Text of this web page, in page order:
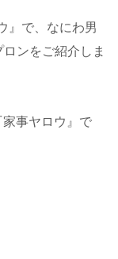
』で、なにわ男
ンをご紹介しま
家事ヤロウ』で